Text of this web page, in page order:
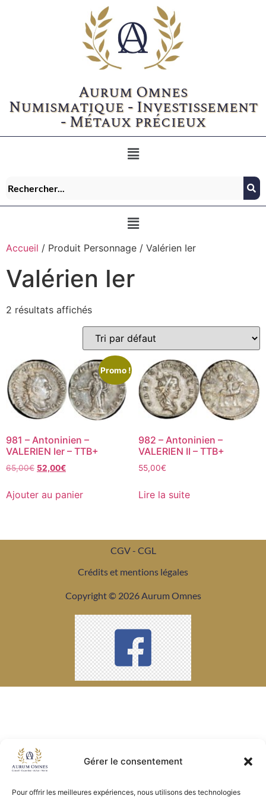
Gérer le consentement
Pour offrir les meilleures expériences, nous utilisons des technologies
Aurum Omnes
Numismatique - Investissement
- Métaux précieux
Accueil / Produit Personnage / Valérien Ier
Valérien Ier
2 résultats affichés
Promo !
981 – Antoninien –
VALERIEN Ier – TTB+
65,00€ 52,00€
Ajouter au panier
982 – Antoninien –
VALERIEN II – TTB+
55,00€
Lire la suite
CGV - CGL
Crédits et mentions légales
Copyright © 2026 Aurum Omnes